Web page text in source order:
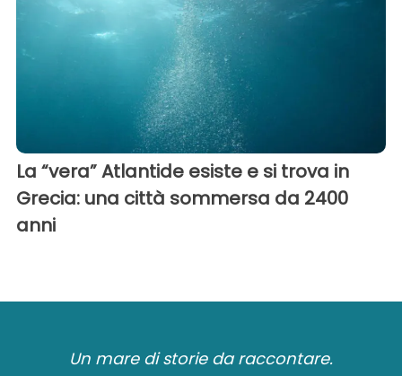
La “vera” Atlantide esiste e si trova in
Grecia: una città sommersa da 2400
anni
Un mare di storie da raccontare.